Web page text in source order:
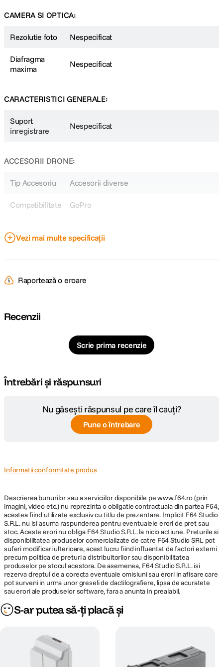
CAMERA SI OPTICA:
Rezolutie foto Nespecificat
Diafragma
maxima
Nespecificat
CARACTERISTICI GENERALE:
Suport
inregistrare
Nespecificat
ACCESORII DRONE:
Tip Accesoriu Accesorii diverse
Compatibilitate GoPro
DETALII PRODUCATOR
Cod producator
Vezi mai multe specificații
Raportează o eroare
Recenzii
Scrie prima recenzie
Întrebări și răspunsuri
Nu găsești răspunsul pe care îl cauți?
Pune o întrebare
Informatii conformitate produs
Descrierea bunurilor sau a serviciilor disponibile pewww.f64.ro(prin
imagini, video etc.) nu reprezinta o obligatie contractuala din partea F64,
acestea fiind utilizate exclusiv cu titlu de prezentare. Implicit F64 Studio
S.R.L. nu isi asuma raspunderea pentru eventualele erori de pret sau
stoc. Aceste erori nu obliga F64 Studio S.R.L. la nicio actiune. Preturile si
disponibilitatea produselor comercializate de catre F64 Studio SRL pot
suferi modificari ulterioare, acest lucru fiind influentat de factori externi
precum politica de preturi a distribuitorilor sau disponibilitatea
produselor pe stocul acestora. De asemenea, F64 Studio S.R.L. isi
rezerva dreptul de a corecta eventuale omisiuni sau erori in afisare care
pot surveni in urma unor greseli de dactilografiere, lipsa de acuratete
sau erori ale produselor software, fara a anunta in prealabil.
S-ar putea să-ți placă și